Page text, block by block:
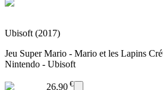
Ubisoft (2017)
Jeu Super Mario - Mario et les Lapins
Nintendo - Ubisoft
26,90 €